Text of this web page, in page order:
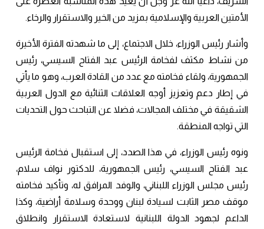
الأمتين العربية والإسلامية بمزيد من الخير والاستقرار والرخاء.
وأشار رئيس الوزراء، خلال الاجتماع، إلى ما شهدته الفترة الأخيرة
من نشاط مكثف لفخامة الرئيس عبد الفتاح السيسي، رئيس
الجمهورية، ولقاء فخامته مع عدد من القادة العرب، وهو ما يأتي
في إطار دعم وتعزيز أوجه العلاقات الثنائية مع الدول العربية
الشقيقة في مختلف المجالات، فضلا عن التباحث حول التحديات
التي تواجه المنطقة.
ونوه رئيس الوزراء، في هذا الصدد، إلى استقبال فخامة الرئيس
عبد الفتاح السيسي، رئيس الجمهورية، للدكتور نواف سلام،
رئيس مجلس الوزراء اللبناني، والوفد المرافق له، وتأكيد فخامته
موقف مصر الثابت لسيادة لبنان ووحدة وسلامة أراضية، وكذا
الداعم لجهود الدولة اللبنانية لاستعادة الاستقرار وانطلاق